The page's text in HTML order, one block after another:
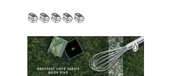
📚📚📚📚📚